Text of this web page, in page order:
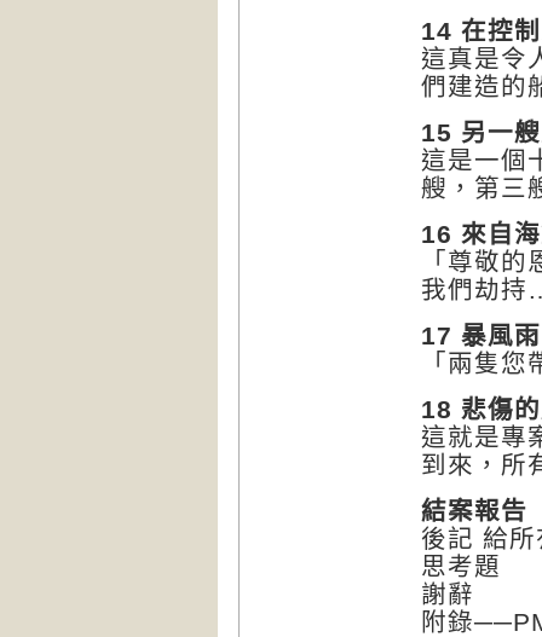
14 在控
這真是令
們建造的
15 另一
這是一個
艘，第三
16 來自
「尊敬
我們劫
17 暴風
「兩隻
18 悲傷
這就是專
到來，所
結案報告
後記 給
思考題
謝辭
附錄